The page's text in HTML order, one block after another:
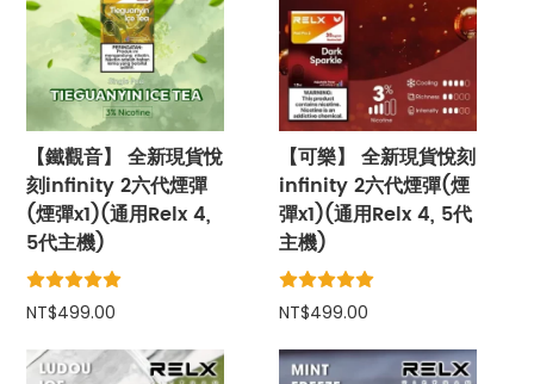
【鐵觀音】 全新現貨悅
刻infinity 2六代煙彈
(煙彈x1)(通用Relx 4,
5代主機)
NT$499.00
【可樂】 全新現貨悅刻
infinity 2六代煙彈(煙
彈x1)(通用Relx 4, 5代
主機)
NT$499.00